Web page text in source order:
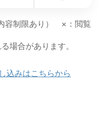
制限あり） ×：閲覧
場合があります。
込みはこちらから